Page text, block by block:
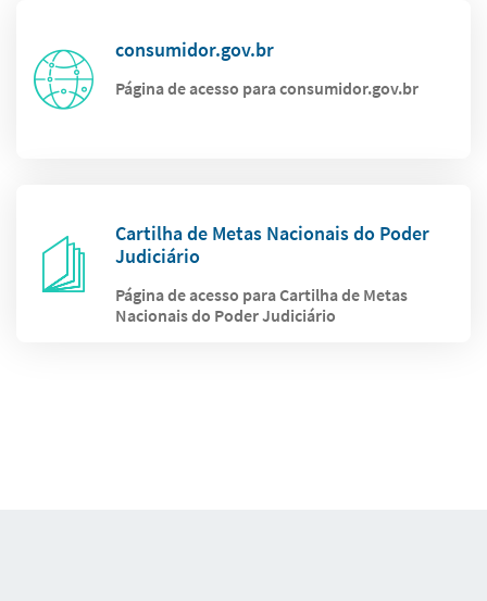
consumidor.gov.br
Página de acesso para consumidor.gov.br
Cartilha de Metas Nacionais do Poder
Judiciário
Página de acesso para Cartilha de Metas
Nacionais do Poder Judiciário